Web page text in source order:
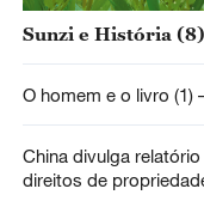
Sunzi e História
O homem e o livro (1)
China divulga
direitos de